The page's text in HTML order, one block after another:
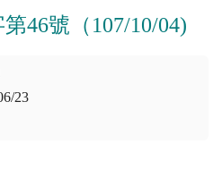
46號（107/10/04)
23